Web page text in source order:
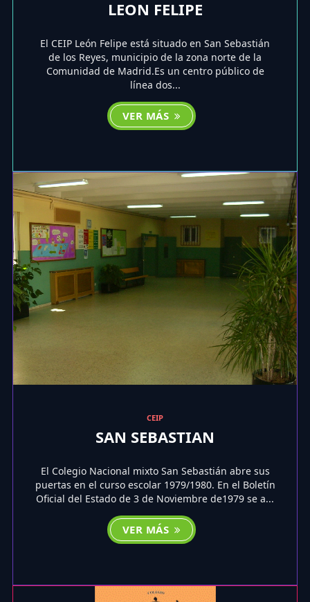
LEON FELIPE
El CEIP León Felipe está situado en San Sebastián
de los Reyes, municipio de la zona norte de la
Comunidad de Madrid.Es un centro público de
línea dos...
VER MÁS
CEIP
SAN SEBASTIAN
El Colegio Nacional mixto San Sebastián abre sus
puertas en el curso escolar 1979/1980. En el Boletín
Oficial del Estado de 3 de Noviembre de1979 se a...
VER MÁS